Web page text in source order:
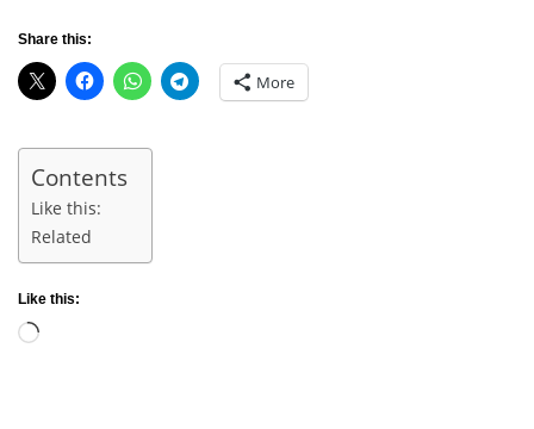
Share this:
More
Contents
Like this:
Related
Like this:
Loading…